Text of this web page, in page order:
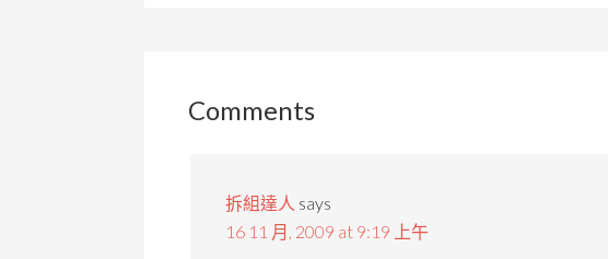
Comments
拆組達人 says
16 11 月, 2009 at 9:19 上午